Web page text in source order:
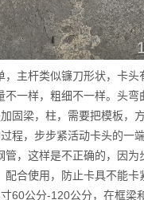
主杆类似镰刀形状，卡头
一样，粗细不一样。头弯
固梁，柱，需要把模板，方
程，步步紧活动卡头的一
管，这样是不正确的，因为
合使用，防止卡具不能卡
60公分-120公分，在框梁